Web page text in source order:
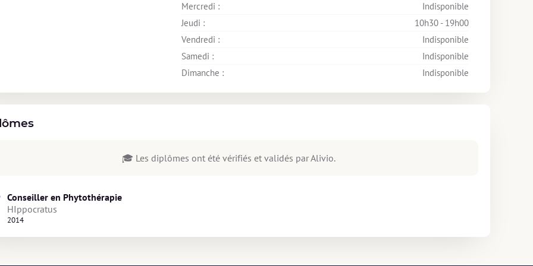
Mercredi :
Indisponible
Jeudi :
10h30 - 19h00
Vendredi :
Indisponible
Samedi :
Indisponible
Dimanche :
Indisponible
🎓 Les diplômes ont été vérifiés et validés par Alivio.
Conseiller en Phytothérapie
HIppocratus
2014